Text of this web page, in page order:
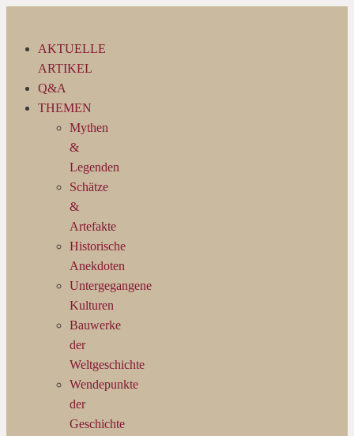
springenAKTUELLE
ARTIKEL
Q&A
THEMEN
Mythen
&
Legenden
Schätze
&
Artefakte
Historische
Anekdoten
Untergegangene
Kulturen
Bauwerke
der
Weltgeschichte
Wendepunkte
der
Geschichte